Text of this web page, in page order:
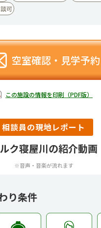
可
空室確認・見学予約
この施設の情報を印刷（PDF版）
相談員の現地レポート
ク寝屋川の紹介動画
※音声・音楽が流れます
り条件